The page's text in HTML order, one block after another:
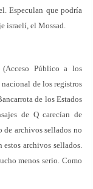
Especulan que podría
israelí, el Mossad.
(Acceso Público a los
de los registros
de los Estados
de Q carecían de
de archivos sellados no
estos archivos sellados.
menos serio. Como